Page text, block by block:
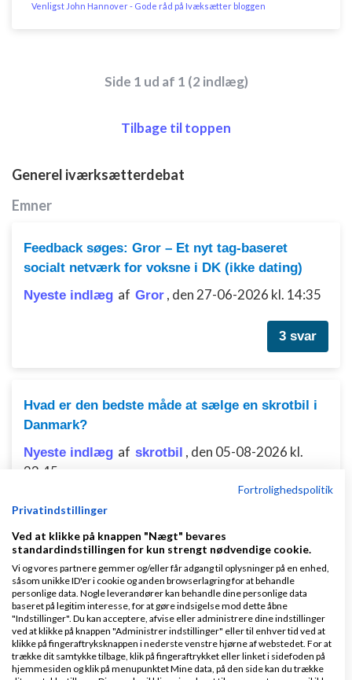
Venligst John Hannover - Gode råd på Ivæksætter bloggen
Side 1 ud af 1 (2 indlæg)
Tilbage til toppen
Generel iværksætterdebat
Emner
Feedback søges: Gror – Et nyt tag-baseret
socialt netværk for voksne i DK (ikke dating)
Nyeste indlæg af Gror , den 27-06-2026 kl. 14:35
3 svar
Hvad er den bedste måde at sælge en skrotbil i
Danmark?
Nyeste indlæg af skrotbil , den 05-08-2026 kl.
22:45
Din reelle timepris er lavere end du tror, og det
opdager de færreste
Nyeste indlægafMathias Søndberg-Madsen
,den 06-07-2026 kl. 12:09
Fortrolighedspolitik
Privatindstillinger
Ved at klikke på knappen "Nægt" bevares
standardindstillingen for kun strengt nødvendige cookie.
Vi og vores partnere gemmer og/eller får adgang til oplysninger på en enhed,
såsom unikke ID'er i cookie og anden browserlagring for at behandle
personlige data. Nogle leverandører kan behandle dine personlige data
baseret på legitim interesse, for at gøre indsigelse mod dette åbne
"Indstillinger". Du kan acceptere, afvise eller administrere dine indstillinger
ved at klikke på knappen "Administrer indstillinger" eller til enhver tid ved at
klikke på fingeraftryksknappen i nederste venstre hjørne af webstedet. For at
trække dit samtykke tilbage, klik på fingeraftrykket eller linket i sidefoden på
hjemmesiden og klik på menupunktet Mine data, på den side kan du trække